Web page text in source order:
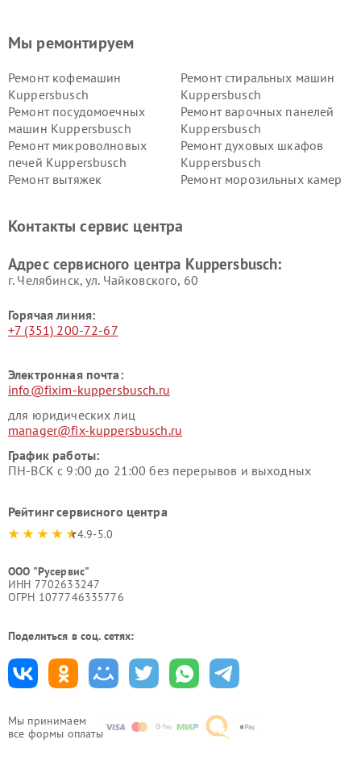
Мы принимаем
все формы оплаты
Мы ремонтируем
Ремонт кофемашин
Kuppersbusch
Ремонт стиральных машин
Kuppersbusch
Ремонт посудомоечных
машин Kuppersbusch
Ремонт варочных панелей
Kuppersbusch
Ремонт микроволновых
печей Kuppersbusch
Ремонт духовых шкафов
Kuppersbusch
Ремонт вытяжек
Ремонт морозильных камер
Kuppersbusch
вакуумных упаковщиков
Ремонт сушильных машин Kuppersbusch
Контакты сервис центра
Адрес сервисного центра Kuppersbusch:
г. Челябинск, ул. Чайковского, 60
Горячая линия:
+7 (351) 200-72-67
Электронная почта:
info@fixim-kuppersbusch.ru
для юридических лиц
manager@fix-kuppersbusch.ru
График работы:
ПН-ВСК с 9:00 до 21:00 без перерывов и выходных
Рейтинг сервисного центра
4.9-5.0
ООО "Русервис"
ИНН 7702633247
ОГРН 1077746335776
Поделиться в соц. сетях: